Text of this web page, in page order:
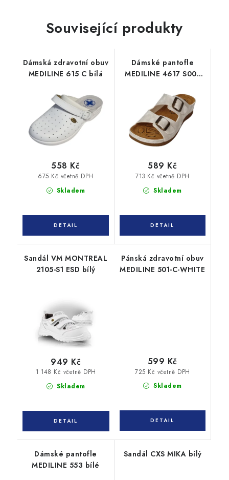
Související produkty
Dámská zdravotní obuv
MEDILINE 615 C bílá
Skladem
675 Kč včetně DPH
558 Kč
Dámské pantofle
MEDILINE 4617 S001
Skladem
713 Kč včetně DPH
589 Kč
Sandál VM MONTREAL
2105-S1 ESD bílý
Skladem
1 148 Kč včetně DPH
949 Kč
Pánská zdravotní obuv
MEDILINE 501-C-WHITE
Skladem
725 Kč včetně DPH
599 Kč
Dámské pantofle
MEDILINE 553 bílé
Sandál CXS MIKA bílý